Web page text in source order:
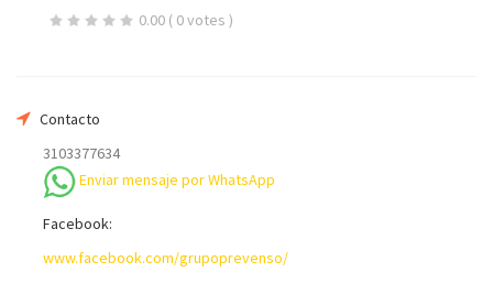
0.00 ( 0 votes )
Contacto
3103377634
Enviar mensaje por WhatsApp
Facebook:
www.facebook.com/grupoprevenso/
Teléfono *
Mensaje